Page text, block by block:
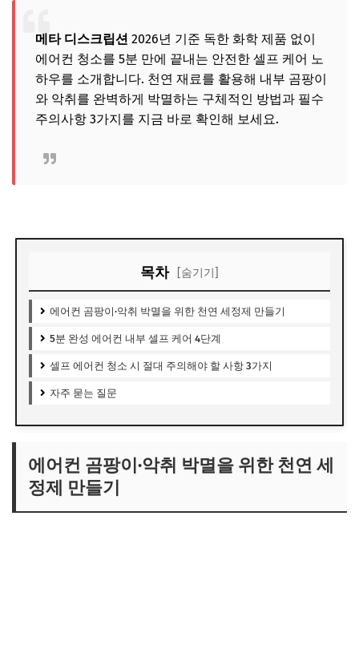
메타 디스크립션 2026년 기준 독한 화학 제품 없이
에어컨 청소를 5분 만에 끝내는 안전한 셀프 케어 노
하우를 소개합니다. 천연 재료를 활용해 내부 곰팡이
와 악취를 완벽하게 박멸하는 구체적인 방법과 필수
주의사항 3가지를 지금 바로 확인해 보세요.
목차 [숨기기]
에어컨 곰팡이·악취 박멸을 위한 천연 세정제 만들기
5분 완성 에어컨 내부 셀프 케어 4단계
셀프 에어컨 청소 시 절대 주의해야 할 사항 3가지
자주 묻는 질문
에어컨 곰팡이·악취 박멸을 위한 천연 세
정제 만들기